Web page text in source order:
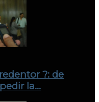
?: de
la…